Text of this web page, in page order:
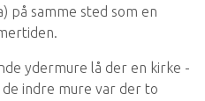
på samme sted som en
ydermure lå der en kirke -
indre mure var der to